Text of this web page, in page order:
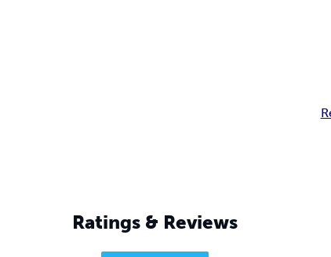
Ratings & Reviews